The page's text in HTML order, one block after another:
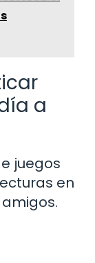
a
juegos
en